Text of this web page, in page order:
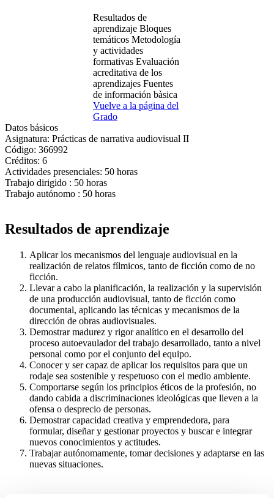
Resultados de
aprendizaje Bloques
temáticos Metodología
y actividades
formativas Evaluación
acreditativa de los
aprendizajes Fuentes
de información bàsica
Vuelve a la página del
Grado
Datos básicos
Asignatura: Prácticas de narrativa audiovisual II
Código: 366992
Créditos: 6
Actividades presenciales: 50 horas
Trabajo dirigido : 50 horas
Trabajo autónomo : 50 horas
Resultados de aprendizaje
Aplicar los mecanismos del lenguaje audiovisual en la
realización de relatos fílmicos, tanto de ficción como de no
ficción.
Llevar a cabo la planificación, la realización y la supervisión
de una producción audiovisual, tanto de ficción como
documental, aplicando las técnicas y mecanismos de la
dirección de obras audiovisuales.
Demostrar madurez y rigor analítico en el desarrollo del
proceso autoevaulador del trabajo desarrollado, tanto a nivel
personal como por el conjunto del equipo.
Conocer y ser capaz de aplicar los requisitos para que un
rodaje sea sostenible y respetuoso con el medio ambiente.
Comportarse según los principios éticos de la profesión, no
dando cabida a discriminaciones ideológicas que lleven a la
ofensa o desprecio de personas.
Demostrar capacidad creativa y emprendedora, para
formular, diseñar y gestionar proyectos y buscar e integrar
nuevos conocimientos y actitudes.
Trabajar autónomamente, tomar decisiones y adaptarse en las
nuevas situaciones.